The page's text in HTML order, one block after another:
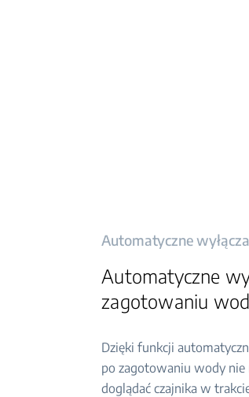
Automatyczne
Automatyczne
zagotowaniu
Dzięki funkcji
po zagotowaniu wody nie
doglądać czajnika w